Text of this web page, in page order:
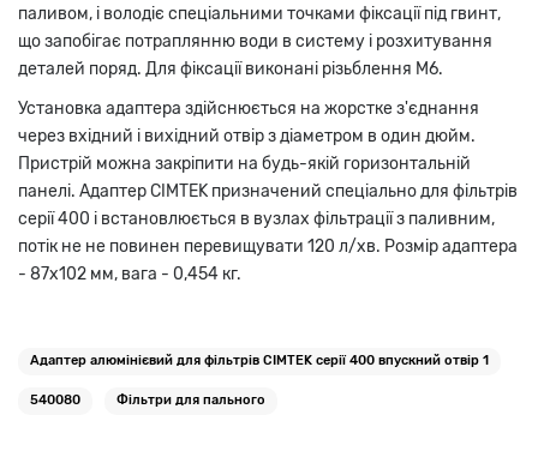
паливом, і володіє спеціальними точками фіксації під гвинт,
що запобігає потраплянню води в систему і розхитування
деталей поряд. Для фіксації виконані різьблення М6.
Установка адаптера здійснюється на жорстке з'єднання
через вхідний і вихідний отвір з діаметром в один дюйм.
Пристрій можна закріпити на будь-якій горизонтальній
панелі. Адаптер CIMTEK призначений спеціально для фільтрів
серії 400 і встановлюється в вузлах фільтрації з паливним,
потік не не повинен перевищувати 120 л/хв. Розмір адаптера
- 87х102 мм, вага - 0,454 кг.
Адаптер алюмінієвий для фільтрів CIMTEK серії 400 впускний отвір 1
540080 Фільтри для пального